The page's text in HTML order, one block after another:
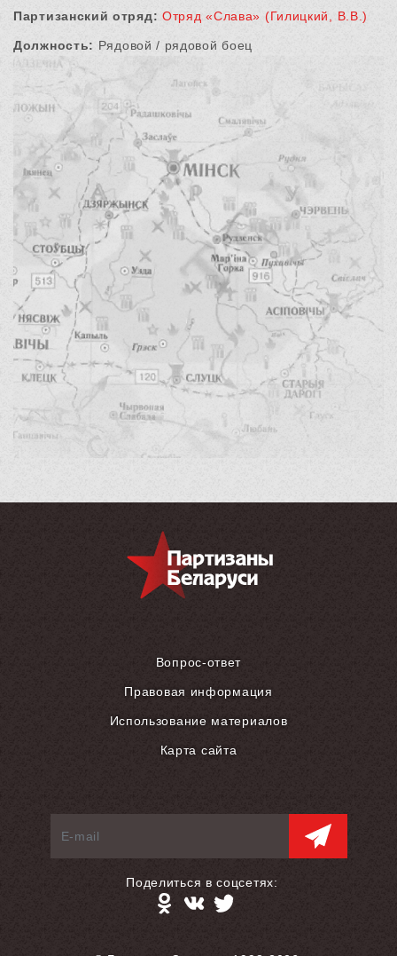
Партизанский отряд: Отряд «Слава» (Гилицкий, В.В.)
Должность: Рядовой / рядовой боец
Вопрос-ответ
Правовая информация
Использование материалов
Карта сайта
Поделиться в соцсетях: